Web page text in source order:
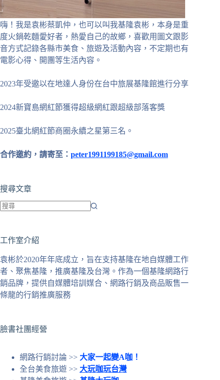
嗨！我是袁彬蔡凱仲，也可以叫我基隆袁彬，本身是重
度火鍋乾麵愛好者，熱愛自己的故鄉，喜歡用圖文跟影
音方式記錄各縣市美食、旅遊及活動內容，不定期也有
電影心得、開團等生活內容。
2023年受邀以在地達人身份在台中旅展基隆館進行分享
2024新寶島網紅節獲得超級網紅跟超級部落客獎
2025臺北網紅節商圈永續之星第三名。
合作邀約，請寄至： peter1991199185@gmail.com
搜尋文章
到
合
條
件
的
果
工作室介紹
袁彬於2020年年底成立，旨在支持基隆在地自媒體工作
者、聚焦基隆，推廣基隆及台灣。作為一個基隆網路行
銷品牌，提供自媒體培訓媒合、網路行銷及商品販售一
條龍的行銷推廣服務
臉書社團經營
網路行銷討論 >> 大家一起變A咖！
全台美食旅遊 >> 大玩咖玩台灣